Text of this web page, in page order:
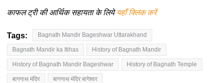
काफल ट्री की आर्थिक सहायता के लियेयहाँ क्लिक करें
Tags: Bagnath Mandir Bageshwar Uttarakhand
Bagnath Mandir ka Itihas History of Bagnath Mandir
History of Bagnath Mandir Bageshwar History of Bagnath Temple
बागनाथ मंदिर बागनाथ मंदिर बागेश्वर